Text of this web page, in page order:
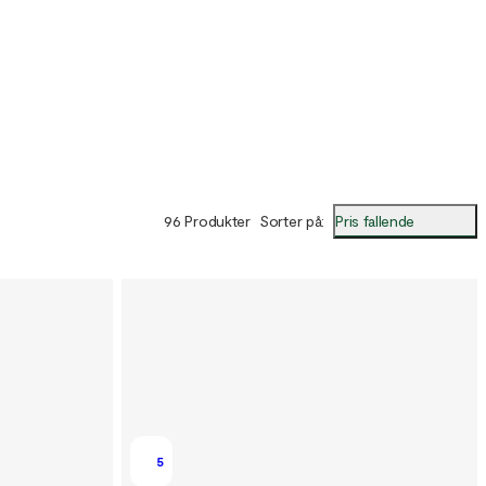
96 Produkter Sorter på: Pris fallende
5